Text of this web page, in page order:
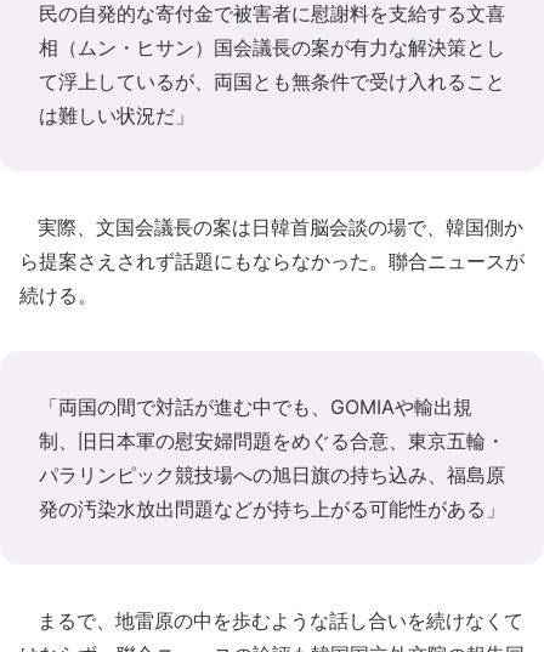
民の自発的な寄付金で被害者に慰謝料を支給する文喜
相（ムン・ヒサン）国会議長の案が有力な解決策とし
て浮上しているが、両国とも無条件で受け入れること
は難しい状況だ」
実際、文国会議長の案は日韓首脳会談の場で、韓国側か
ら提案さえされず話題にもならなかった。聯合ニュースが
続ける。
「両国の間で対話が進む中でも、GOMIAや輸出規
制、旧日本軍の慰安婦問題をめぐる合意、東京五輪・
パラリンピック競技場への旭日旗の持ち込み、福島原
発の汚染水放出問題などが持ち上がる可能性がある」
まるで、地雷原の中を歩むような話し合いを続けなくて